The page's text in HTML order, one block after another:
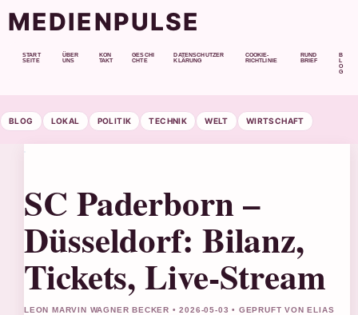
MEDIENPULSE
START
SEITE
ÜBER
UNS
KON
TAKT
GESCHI
CHTE
DATENSCHUTZER
KLÄRUNG
COOKIE-
RICHTLINIE
RUND
BRIEF
B
O
G
BLOG LOKAL POLITIK TECHNIK WELT WIRTSCHAFT
SC Paderborn –
Düsseldorf: Bilanz,
Tickets, Live-Stream
LEON MARVIN WAGNER BECKER • 2026-05-03 • GEPRUFT VON ELIAS